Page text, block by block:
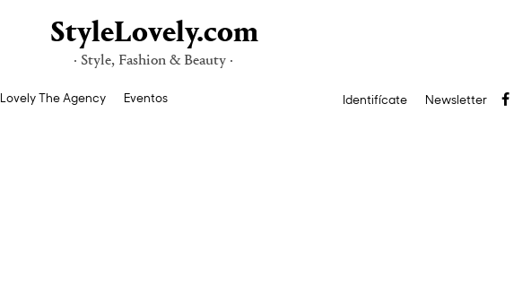
StyleLovely.com
· Style, Fashion & Beauty ·
Lovely The Agency Eventos Identifícate Newsletter